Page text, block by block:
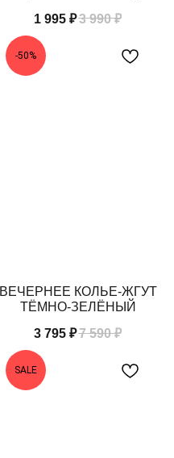
1 995 ₽3 990 ₽
-50%
ВЕЧЕРНЕЕ КОЛЬЕ-ЖГУТ
ТЁМНО-ЗЕЛЁНЫЙ
3 795 ₽7 590 ₽
SALE